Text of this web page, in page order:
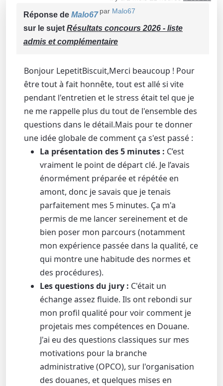
par Malo67
Réponse de Malo67
sur le sujet Résultats concours 2026 - liste
admis et complémentaire
Bonjour LepetitBiscuit,​Merci beaucoup ! Pour
être tout à fait honnête, tout est allé si vite
pendant l'entretien et le stress était tel que je
ne me rappelle plus du tout de l'ensemble des
questions dans le détail.​Mais pour te donner
une idée globale de comment ça s'est passé :
La présentation des 5 minutes : C’est
vraiment le point de départ clé. Je l’avais
énormément préparée et répétée en
amont, donc je savais que je tenais
parfaitement mes 5 minutes. Ça m'a
permis de me lancer sereinement et de
bien poser mon parcours (notamment
mon expérience passée dans la qualité, ce
qui montre une habitude des normes et
des procédures).
Les questions du jury : C'était un
échange assez fluide. Ils ont rebondi sur
mon profil qualité pour voir comment je
projetais mes compétences en Douane.
J'ai eu des questions classiques sur mes
motivations pour la branche
administrative (OPCO), sur l'organisation
des douanes, et quelques mises en